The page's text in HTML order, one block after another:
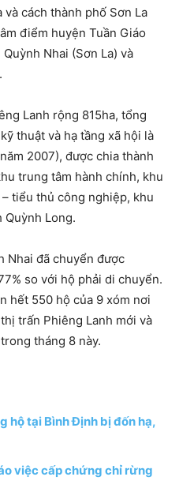
cách thành phố Sơn La
điểm huyện Tuần Giáo
Nhai (Sơn La) và
Lanh rộng 815ha, tổng
thuật và hạ tầng xã hội là
2007), được chia thành
trung tâm hành chính, khu
tiểu thủ công nghiệp, khu
Quỳnh Long.
Nhai đã chuyển được
so với hộ phải di chuyển.
hết 550 hộ của 9 xóm nơi
trấn Phiêng Lanh mới và
tháng 8 này.
hộ tại Bình Định bị đốn hạ,
việc cấp chứng chỉ rừng